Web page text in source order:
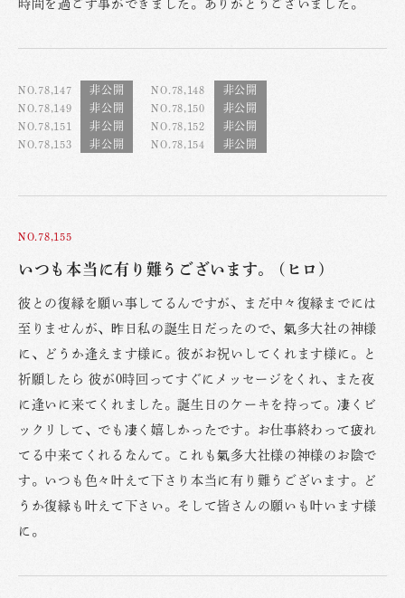
時間を過ごす事ができました。ありがとうございました。
NO.78,147
NO.78,148
NO.78,149
NO.78,150
NO.78,151
NO.78,152
NO.78,153
NO.78,154
NO.78,155
いつも本当に有り難うございます。 (ヒロ)
彼との復縁を願い事してるんですが、まだ中々復縁までには
至りませんが、昨日私の誕生日だったので、氣多大社の神様
に、どうか逢えます様に。彼がお祝いしてくれます様に。と
祈願したら 彼が0時回ってすぐにメッセージをくれ、また夜
に逢いに来てくれました。誕生日のケーキを持って。凄くビ
ックリして、でも凄く嬉しかったです。お仕事終わって疲れ
てる中来てくれるなんて。これも氣多大社様の神様のお陰で
す。いつも色々叶えて下さり本当に有り難うございます。ど
うか復縁も叶えて下さい。そして皆さんの願いも叶います様
に。